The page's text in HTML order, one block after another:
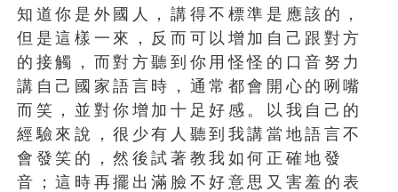
知道你是外國人，講得不標準是應該的，
但是這樣一來，反而可以增加自己跟對方
的接觸，而對方聽到你用怪怪的口音努力
講自己國家語言時，通常都會開心的咧嘴
而笑，並對你增加十足好感。以我自己的
經驗來說，很少有人聽到我講當地語言不
會發笑的，然後試著教我如何正確地發
音；這時再擺出滿臉不好意思又害羞的表